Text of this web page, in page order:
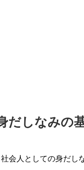
だしなみの
会人としての身だし